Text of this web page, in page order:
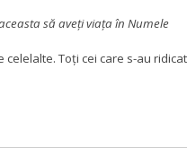
să aveți viața în Numele
celelalte. Toți cei care s-au ridicat